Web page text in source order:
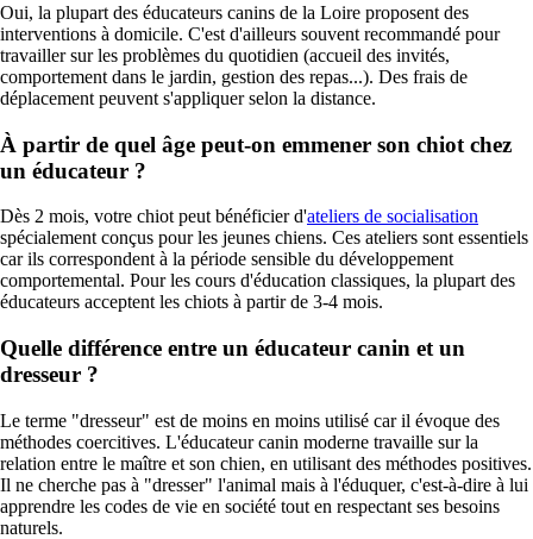
Oui, la plupart des éducateurs canins de la Loire proposent des
interventions à domicile. C'est d'ailleurs souvent recommandé pour
travailler sur les problèmes du quotidien (accueil des invités,
comportement dans le jardin, gestion des repas...). Des frais de
déplacement peuvent s'appliquer selon la distance.
À partir de quel âge peut-on emmener son chiot chez
un éducateur ?
Dès 2 mois, votre chiot peut bénéficier d'ateliers de socialisation
spécialement conçus pour les jeunes chiens. Ces ateliers sont essentiels
car ils correspondent à la période sensible du développement
comportemental. Pour les cours d'éducation classiques, la plupart des
éducateurs acceptent les chiots à partir de 3-4 mois.
Quelle différence entre un éducateur canin et un
dresseur ?
Le terme "dresseur" est de moins en moins utilisé car il évoque des
méthodes coercitives. L'éducateur canin moderne travaille sur la
relation entre le maître et son chien, en utilisant des méthodes positives.
Il ne cherche pas à "dresser" l'animal mais à l'éduquer, c'est-à-dire à lui
apprendre les codes de vie en société tout en respectant ses besoins
naturels.